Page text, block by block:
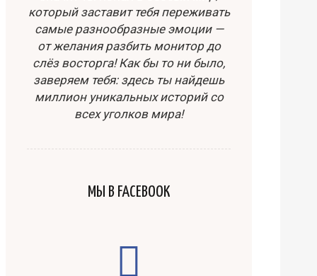
который заставит тебя переживать
самые разнообразные эмоции —
от желания разбить монитор до
слёз восторга! Как бы то ни было,
заверяем тебя: здесь ты найдешь
миллион уникальных историй со
всех уголков мира!
МЫ В FACEBOOK